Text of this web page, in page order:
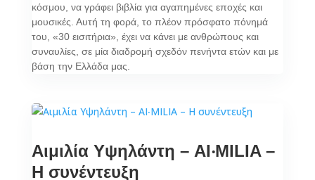
κόσμου, να γράφει βιβλία για αγαπημένες εποχές και
μουσικές. Αυτή τη φορά, το πλέον πρόσφατο πόνημά
του, «30 εισιτήρια», έχει να κάνει με ανθρώπους και
συναυλίες, σε μία διαδρομή σχεδόν πενήντα ετών και με
βάση την Ελλάδα μας.
Αιμιλία Υψηλάντη – AI‧MILIA –
Η συνέντευξη